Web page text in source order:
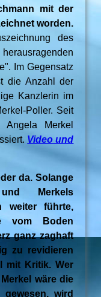
mit der
worden.
des
Im Gegensatz
die Anzahl der
Kanzlerin im
Poller. Seit
Merkel
Video und
da. Solange
Merkels
weiter führte,
vom Boden
ganz zaghaft
zu revidieren
mit Kritik. Wer
wäre die
gewesen, wird